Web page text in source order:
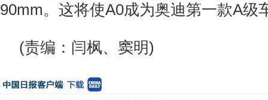
90mm。这将使A0成为奥迪第一款A级
(责编：闫枫、窦明)